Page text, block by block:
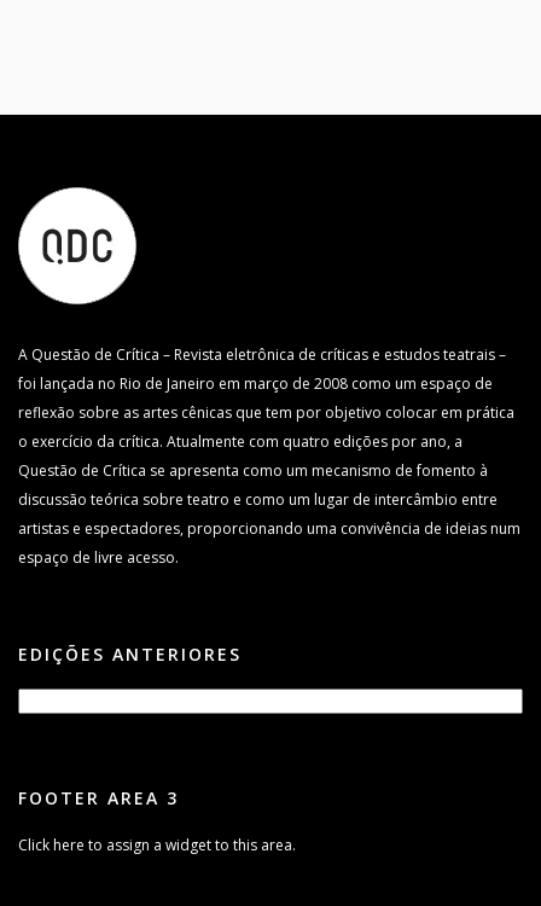
A Questão de Crítica – Revista eletrônica de críticas e estudos teatrais –
foi lançada no Rio de Janeiro em março de 2008 como um espaço de
reflexão sobre as artes cênicas que tem por objetivo colocar em prática
o exercício da crítica. Atualmente com quatro edições por ano, a
Questão de Crítica se apresenta como um mecanismo de fomento à
discussão teórica sobre teatro e como um lugar de intercâmbio entre
artistas e espectadores, proporcionando uma convivência de ideias num
espaço de livre acesso.
EDIÇÕES ANTERIORES
FOOTER AREA 3
Click here to assign a widget to this area.